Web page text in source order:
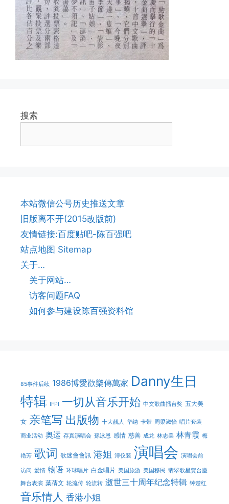
搜索
本站微信公号历史推送文章
旧版离不开(2015改版前)
友情链接:百度贴吧-陈百强吧
站点地图 Sitemap
关于…
关于网站…
访客问题FAQ
如何参与建设陈百强资料馆
85事件后续 1986博愛歡樂傳萬家 Danny生日
特辑 IFPI 一切从音乐开始 中文歌曲擂台奖 五大美
女 亲笔写 出版物 十大靓人 华纳 卡带 周梁淑怡 唱片套装
商业活动 奥运 存真演唱会 孫泳恩 感情 慈善 成龙 林志美 林青霞 梅
艳芳 歌词 歌迷會會訊 港姐 溥仪装 演唱会 演唱会前
访问 爱情 物语 环球唱片 白金唱片 美国旅游 美国移民 翡翠歌星賀台慶
舞台表演 葉蒨文 轮流传 轮流转 逝世三十周年纪念特辑 钟楚红
音乐情人 香港小姐